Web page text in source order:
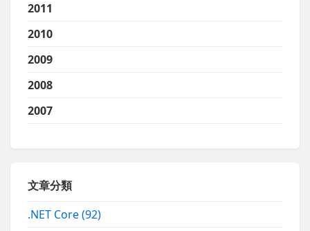
2011
2010
2009
2008
2007
文章分類
.NET Core(92)